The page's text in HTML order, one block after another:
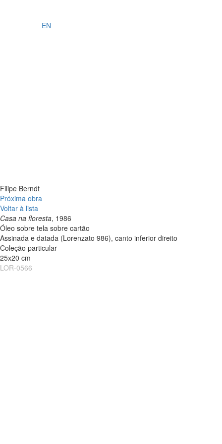
EN
Filipe Berndt
Próxima obra
Voltar à lista
Casa na floresta, 1986
Óleo sobre tela sobre cartão
Assinada e datada (Lorenzato 986), canto inferior direito
Coleção particular
25x20 cm
LOR-0566